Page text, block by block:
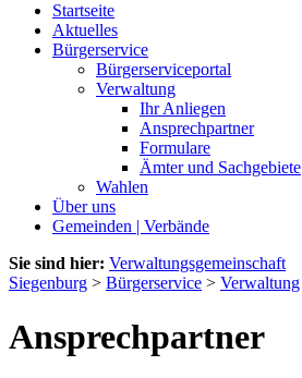
Startseite
Aktuelles
Bürgerservice
Bürgerserviceportal
Verwaltung
Ihr Anliegen
Ansprechpartner
Formulare
Ämter und Sachgebiete
Wahlen
Über uns
Gemeinden | Verbände
Sie sind hier: Verwaltungsgemeinschaft
Siegenburg > Bürgerservice > Verwaltung
Ansprechpartner